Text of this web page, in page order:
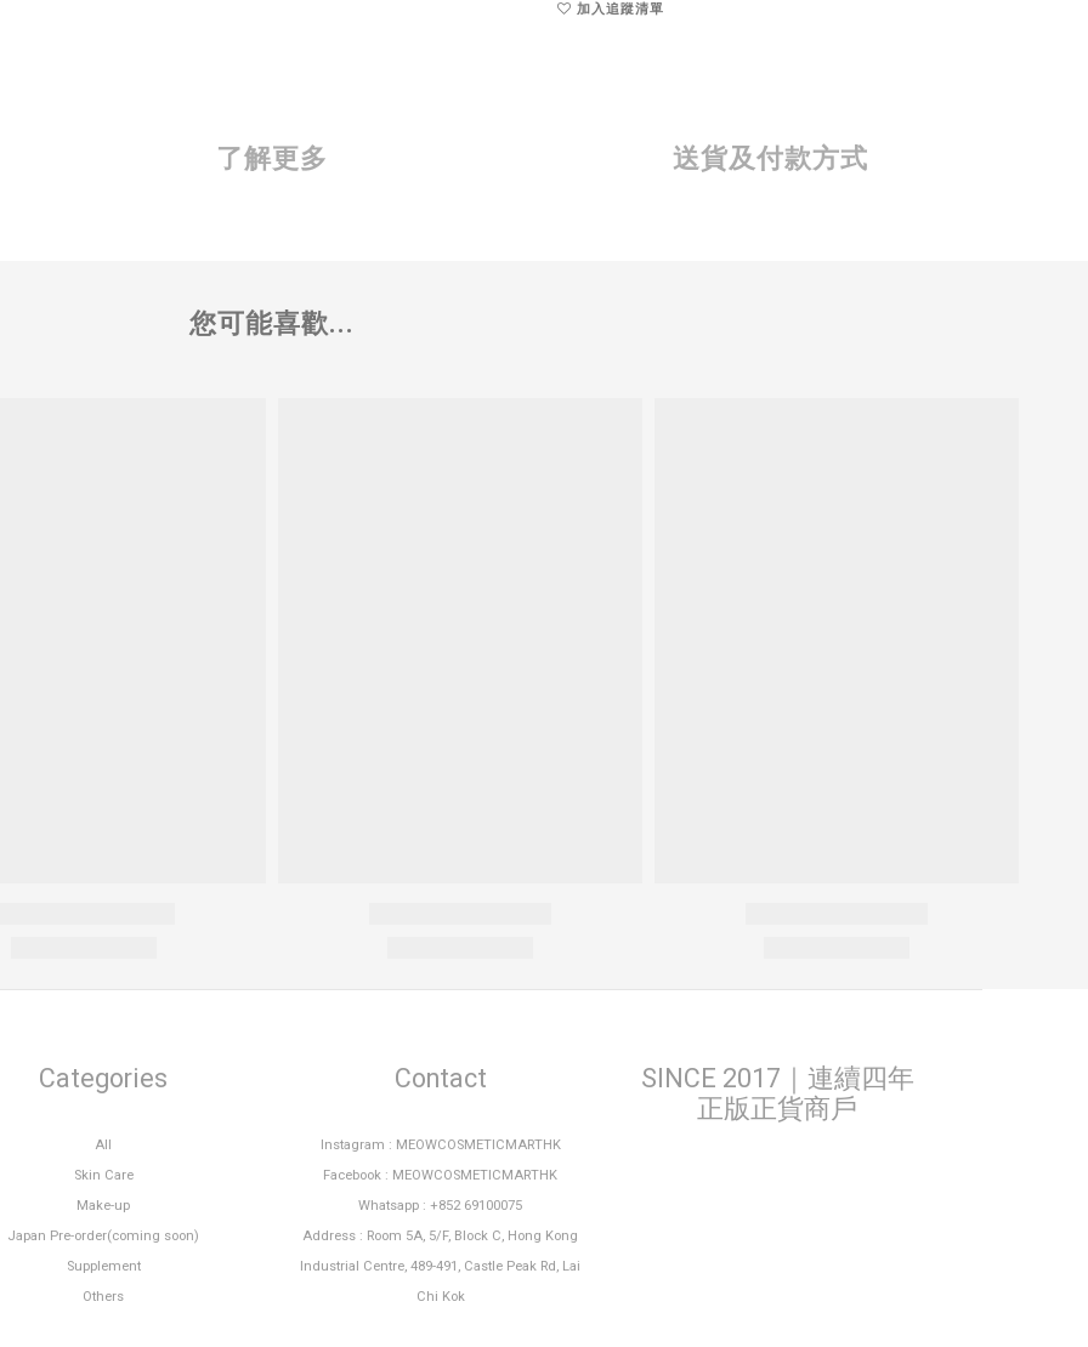
加入追蹤清單
了解更多 送貨及付款方式
您可能喜歡...
Categories
All
Skin Care
Make-up
Japan Pre-order(coming soon)
Supplement
Others
Contact
Instagram : MEOWCOSMETICMARTHK
Facebook : MEOWCOSMETICMARTHK
Whatsapp : +852 69100075
Address : Room 5A, 5/F, Block C, Hong Kong
Industrial Centre, 489-491, Castle Peak Rd, Lai
Chi Kok
SINCE 2017｜連續四年
正版正貨商戶